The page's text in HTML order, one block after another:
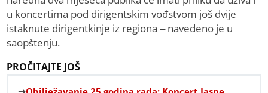
u koncertima pod dirigentskim vođstvom još dvije
istaknute dirigentkinje iz regiona – navedeno je u
saopštenju.
PROČITAJTE JOŠ